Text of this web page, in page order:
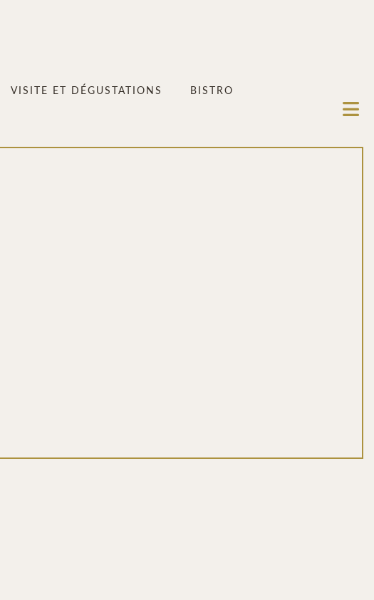
VISITE ET DÉGUSTATIONS BISTRO